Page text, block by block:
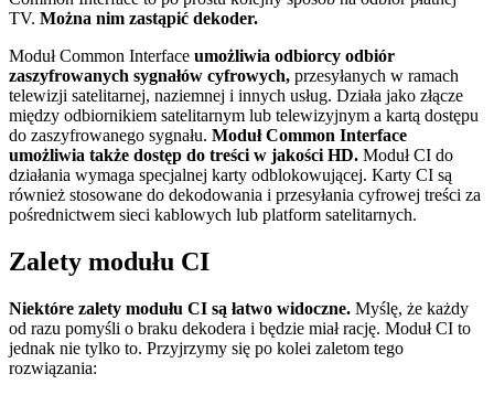
TV. Można nim zastąpić dekoder.
Moduł Common Interface umożliwia odbiorcy odbiór
zaszyfrowanych sygnałów cyfrowych, przesyłanych w ramach
telewizji satelitarnej, naziemnej i innych usług. Działa jako złącze
między odbiornikiem satelitarnym lub telewizyjnym a kartą dostępu
do zaszyfrowanego sygnału. Moduł Common Interface
umożliwia także dostęp do treści w jakości HD. Moduł CI do
działania wymaga specjalnej karty odblokowującej. Karty CI są
również stosowane do dekodowania i przesyłania cyfrowej treści za
pośrednictwem sieci kablowych lub platform satelitarnych.
Zalety modułu CI
Niektóre zalety modułu CI są łatwo widoczne. Myślę, że każdy
od razu pomyśli o braku dekodera i będzie miał rację. Moduł CI to
jednak nie tylko to. Przyjrzymy się po kolei zaletom tego
rozwiązania: